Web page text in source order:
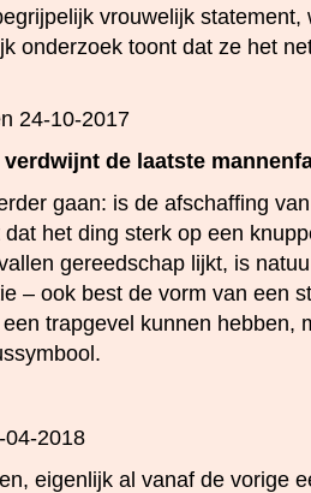
vrouwelijk statement,
onderzoek toont dat ze het
24-10-2017
de laatste
gaan: is de afschaffing
het ding sterk op een
gereedschap lijkt, is
– ook best de vorm van een
trapgevel kunnen hebben,
04-2018
eigenlijk al vanaf de vorige